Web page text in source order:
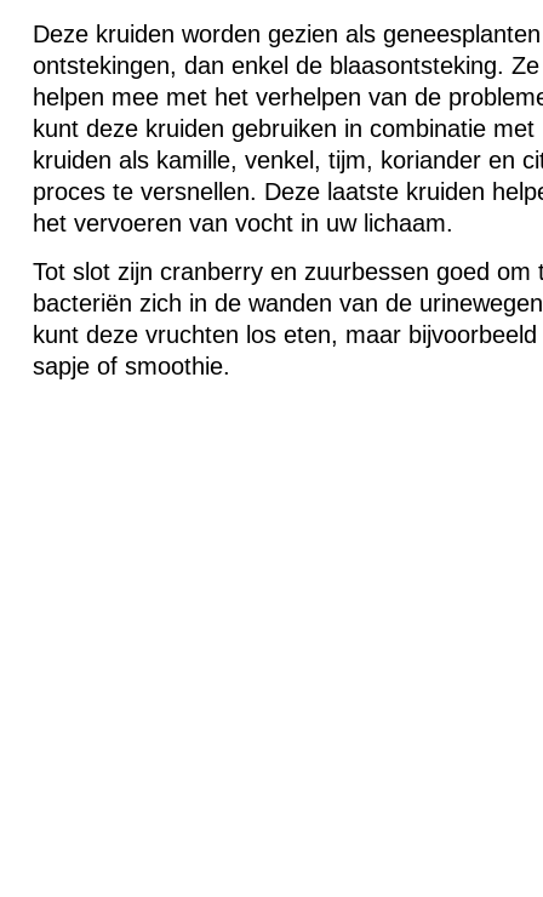
Deze kruiden worden gezien als
ontstekingen, dan enkel de blaasontsteking.
helpen mee met het verhelpen van de
kunt deze kruiden gebruiken in combinatie
kruiden als kamille, venkel, tijm, koriander en
proces te versnellen. Deze laatste kruiden
het vervoeren van vocht in uw lichaam.
Tot slot zijn cranberry en zuurbessen goed om
bacteriën zich in de wanden van de
kunt deze vruchten los eten, maar
sapje of smoothie.